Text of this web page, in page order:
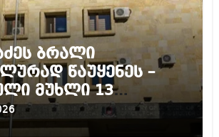
ბრალი
წაუყენეს –
მუხლი 13